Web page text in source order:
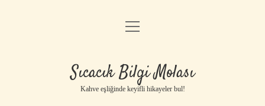
Anasayfa
Yasal Uyarı
menüyü
Sıcacık Bilgi Molası
Kahve eşliğinde keyifli hikayeler bul!